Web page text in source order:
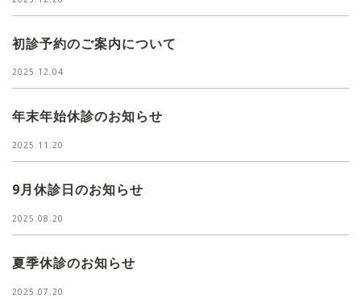
初診予約のご案内について
2025.12.04
年末年始休診のお知らせ
2025.11.20
9月休診日のお知らせ
2025.08.20
夏季休診のお知らせ
2025.07.20